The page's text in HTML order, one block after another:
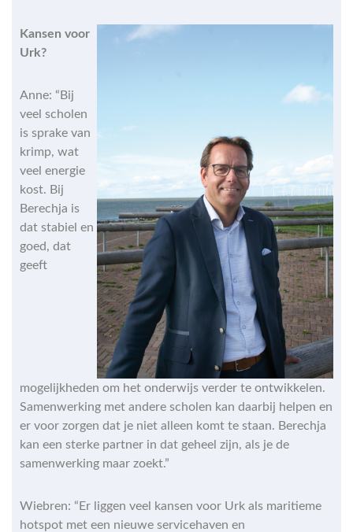
Kansen voor
Urk?
Anne: “Bij
veel scholen
is sprake van
krimp, wat
veel energie
kost. Bij
Berechja is
dat stabiel en
goed, dat
geeft
mogelijkheden om het onderwijs verder te ontwikkelen.
Samenwerking met andere scholen kan daarbij helpen en
er voor zorgen dat je niet alleen komt te staan. Berechja
kan een sterke partner in dat geheel zijn, als je de
samenwerking maar zoekt.”
Wiebren: “Er liggen veel kansen voor Urk als maritieme
hotspot met een nieuwe servicehaven en